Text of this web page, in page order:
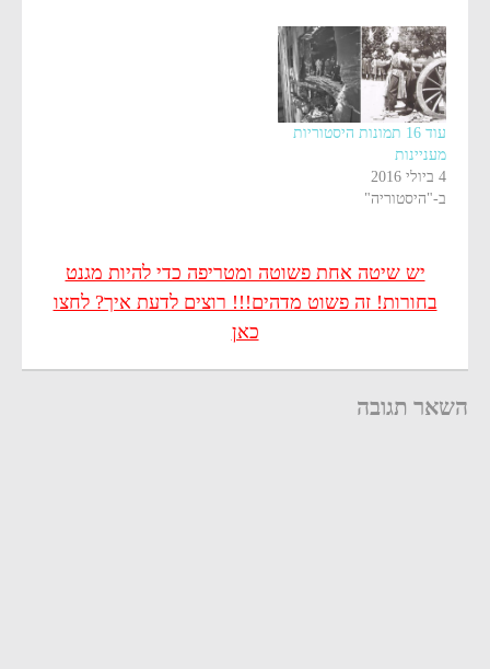
עוד 16 תמונות היסטוריות
מעניינות
4 ביולי 2016
ב-"היסטוריה"
יש שיטה אחת פשוטה ומטריפה כדי להיות מגנט
בחורות! זה פשוט מדהים!!! רוצים לדעת איך? לחצו
כאן
השאר תגובה